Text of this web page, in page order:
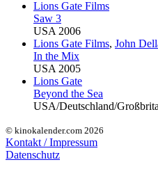
Lions Gate Films
Saw 3
USA 2006
Lions Gate Films, John
In the Mix
USA 2005
Lions Gate
Beyond the Sea
USA/Deutschland/
© kinokalender.com 2026
Kontakt / Impressum
Datenschutz